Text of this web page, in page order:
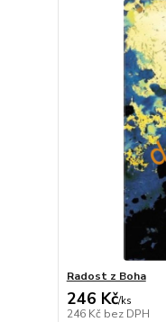
Radost z Boha
246 Kč/ks
246 Kč bez DPH